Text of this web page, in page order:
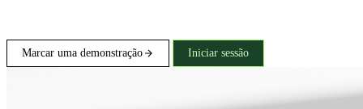
Marcar uma demonstração Iniciar sessão